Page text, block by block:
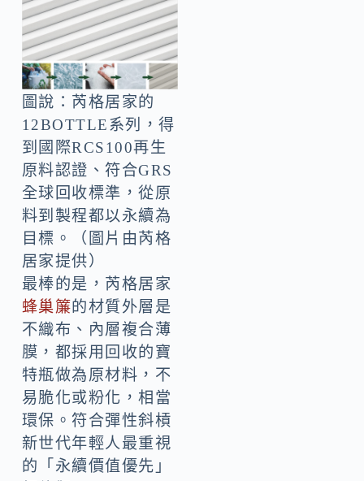
圖說：芮格居家的
12BOTTLE系列，得
到國際RCS100再生
原料認證、符合GRS
全球回收標準，從原
料到製程都以永續為
目標。（圖片由芮格
居家提供）
最棒的是，芮格居家
蜂巢簾的材質外層是
不織布、內層複合薄
膜，都採用回收的寶
特瓶做為原材料，不
易脆化或粉化，相當
環保。符合彈性斜槓
新世代年輕人最重視
的「永續價值優先」